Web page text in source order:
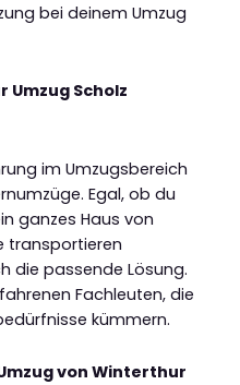
bei deinem Umzug
Scholz
im Umzugsbereich
Egal, ob du
ganzes Haus von
transportieren
die passende Lösung.
Fachleuten, die
kümmern.
von Winterthur